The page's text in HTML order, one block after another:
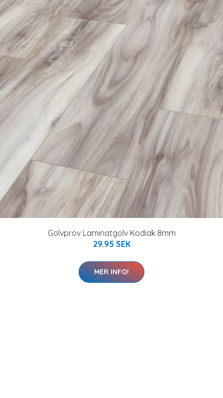
Golvprov Laminatgolv Kodiak 8mm
29.95 SEK
MER INFO!